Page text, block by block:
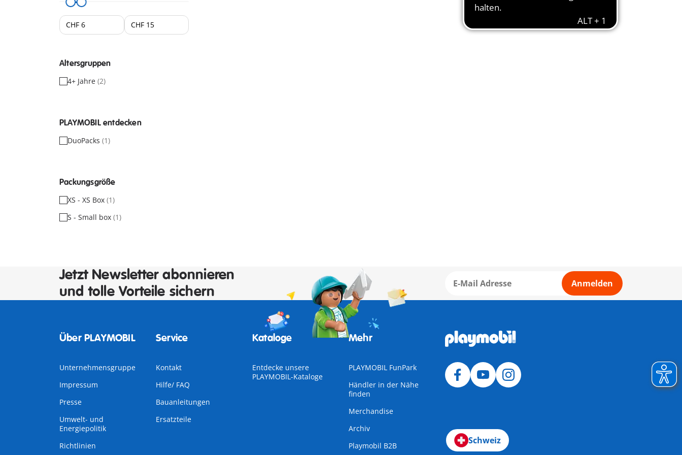
Altersgruppen
4+ Jahre (2)
PLAYMOBIL entdecken
DuoPacks (1)
Packungsgröße
XS - XS Box (1)
S - Small box (1)
Jetzt Newsletter abonnieren
und tolle Vorteile sichern
Anmelden
Über PLAYMOBIL
Unternehmensgruppe
Impressum
Presse
Umwelt- und
Energiepolitik
Richtlinien
Service
Kontakt
Hilfe/ FAQ
Bauanleitungen
Ersatzteile
Kataloge
Entdecke unsere
PLAYMOBIL-Kataloge
Mehr
PLAYMOBIL FunPark
Händler in der Nähe
finden
Merchandise
Archiv
Playmobil B2B
Schweiz